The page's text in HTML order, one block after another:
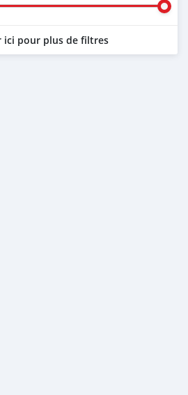
ici pour plus de filtres